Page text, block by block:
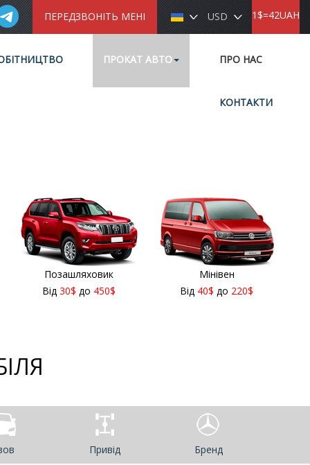
ПЕРЕДЗВОНІТЬ МЕНІ USD 1$=42UAH
ПРОКАТ АВТО ПРО НАС
КОНТАКТИ
Позашляховик
Від 30$ до 450$
Мінівен
Від 40$ до 220$
Привід Бренд